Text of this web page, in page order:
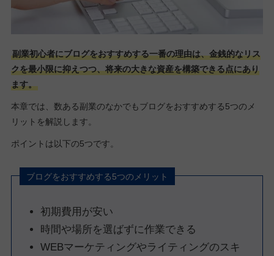
副業初心者にブログをおすすめする一番の理由は、金銭的なリス
クを最小限に抑えつつ、将来の大きな資産を構築できる点にあり
ます。
本章では、数ある副業のなかでもブログをおすすめする5つのメ
リットを解説します。
ポイントは以下の5つです。
ブログをおすすめする5つのメリット
初期費用が安い
時間や場所を選ばずに作業できる
WEBマーケティングやライティングのスキ